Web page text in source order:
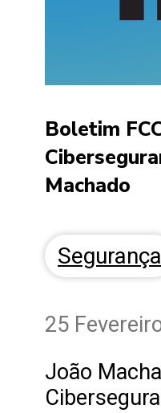
Boletim
Machado
Segurança
25
João